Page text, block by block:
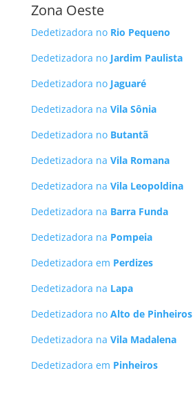
Zona Oeste
Dedetizadora no Rio Pequeno
Dedetizadora no Jardim Paulista
Dedetizadora no Jaguaré
Dedetizadora na Vila Sônia
Dedetizadora no Butantã
Dedetizadora na Vila Romana
Dedetizadora na Vila Leopoldina
Dedetizadora na Barra Funda
Dedetizadora na Pompeia
Dedetizadora em Perdizes
Dedetizadora na Lapa
Dedetizadora no Alto de Pinheiros
Dedetizadora na Vila Madalena
Dedetizadora em Pinheiros